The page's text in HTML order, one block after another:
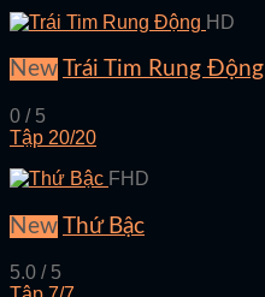
HD
New Trái Tim Rung Động
0 / 5
Tập 20/20
FHD
New Thứ Bậc
5.0 / 5